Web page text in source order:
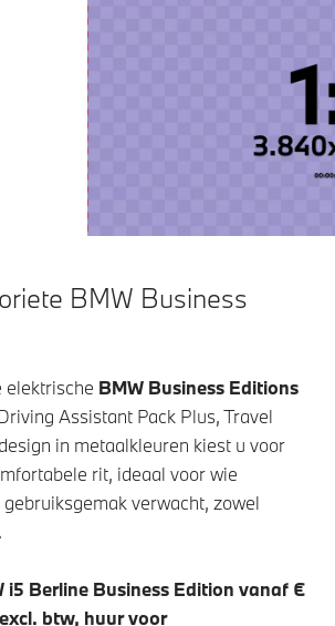
BMW Business
elektrische BMW Business Editions
Assistant Pack Plus, Travel
in metaalkleuren kiest u voor
rit, ideaal voor wie
verwacht, zowel
i5 Berline Business Edition vanaf €
btw, huur voor